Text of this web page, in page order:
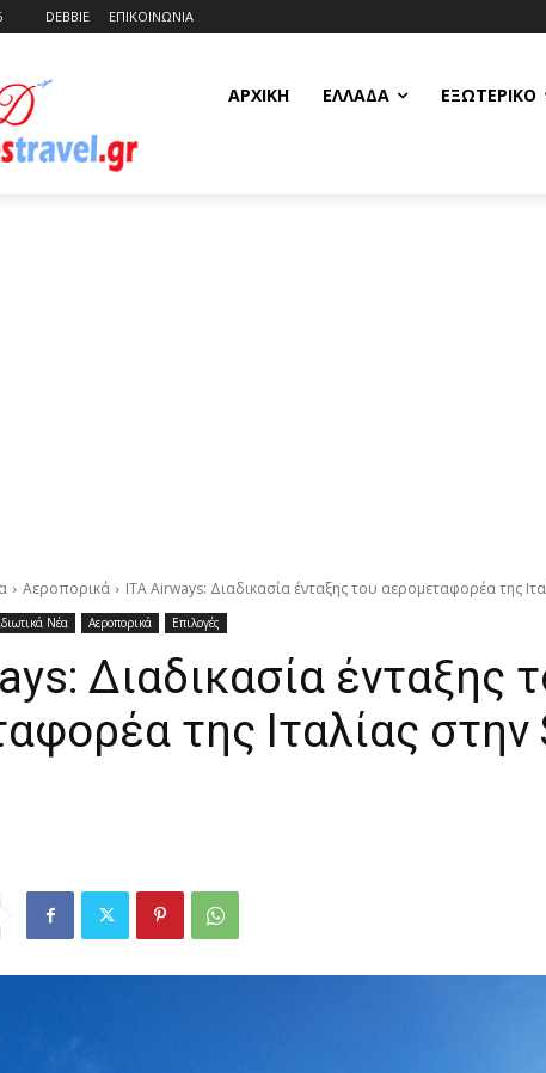
DEBBIE ΕΠΙΚΟΙΝΩΝΙΑ
ΑΡΧΙΚΗ ΕΛΛΆΔΑ ΕΞΩΤΕΡΙΚΌ
Αεροπορικά ITA Airways: Διαδικασία ένταξης του αερομεταφορέα της
Νέα Αεροπορικά Επιλογές
Διαδικασία ένταξης
της Ιταλίας στην